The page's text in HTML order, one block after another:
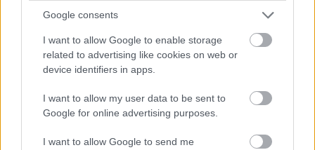
Google consents
I want to allow Google to enable storage
related to advertising like cookies on web or
device identifiers in apps.
I want to allow my user data to be sent to
Google for online advertising purposes.
I want to allow Google to send me
a közoktatásban – például az iskolaigazgatók visszakapják
Sok volt az igazolatlan hiányzás, Pócs János fizetéslevonást
kapott, más fideszesek még kevesebbet vittek haza
A Szolnok megyei gazdák nagyon nem akarták a JÉGER
további üzemeltetését
Csendélet 5.0: alig balesetveszélyes lépcső és remek